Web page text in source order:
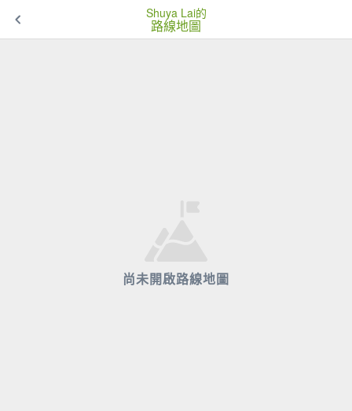
Shuya Lai的
路線地圖
尚未開啟路線地圖